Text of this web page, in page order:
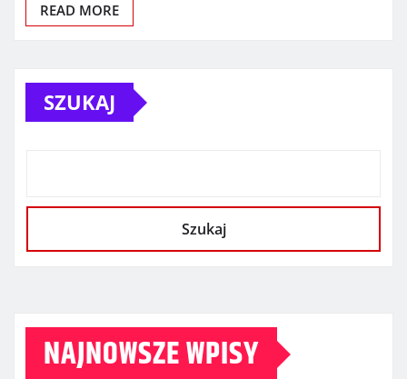
READ MORE
SZUKAJ
Szukaj
NAJNOWSZE WPISY